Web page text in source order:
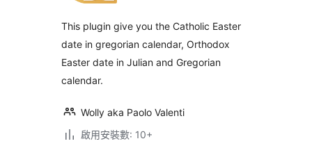
This plugin give you the Catholic Easter
date in gregorian calendar, Orthodox
Easter date in Julian and Gregorian
calendar.
Wolly aka Paolo Valenti
啟用安裝數: 10+